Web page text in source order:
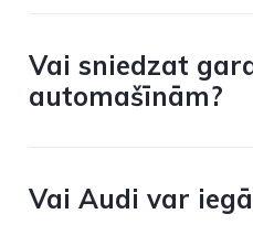
Vai sniedzat
automašīnām?
Vai Audi var